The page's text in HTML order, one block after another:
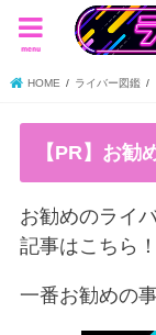
menu
HOME ライバー図鑑
【PR】お勧
お勧めのライ
記事はこちら！
一番お勧めの